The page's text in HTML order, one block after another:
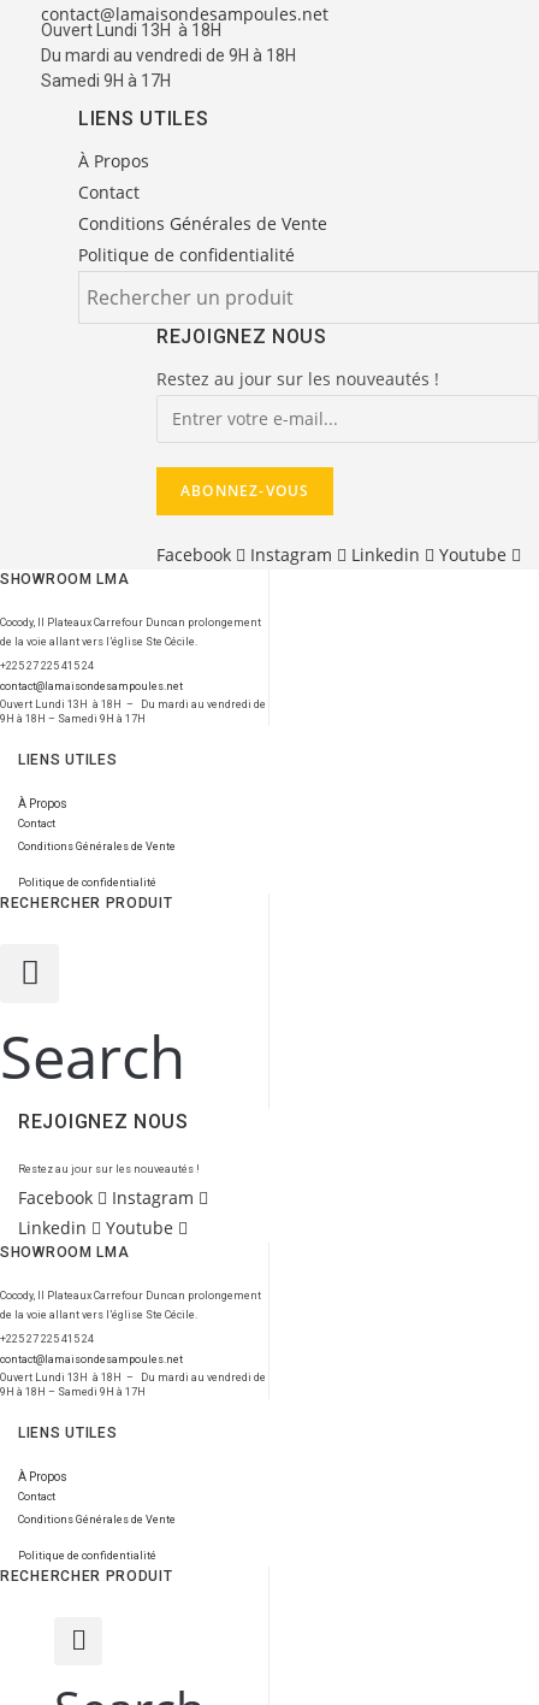
contact@lamaisondesampoules.net
Ouvert Lundi 13H à 18H
Du mardi au vendredi de 9H à 18H
Samedi 9H à 17H
LIENS UTILES
À Propos
Contact
Conditions Générales de Vente
Politique de confidentialité
REJOIGNEZ NOUS
Restez au jour sur les nouveautés !
Facebook Instagram Linkedin Youtube
SHOWROOM LMA
Cocody, II Plateaux Carrefour Duncan prolongement
de la voie allant vers l’église Ste Cécile.
+225 27 225 415 24
contact@lamaisondesampoules.net
Ouvert Lundi 13H à 18H – Du mardi au vendredi de
9H à 18H – Samedi 9H à 17H
LIENS UTILES
À Propos
Contact
Conditions Générales de Vente
Politique de confidentialité
RECHERCHER PRODUIT
Search
REJOIGNEZ NOUS
Restez au jour sur les nouveautés !
Facebook
Instagram
Linkedin
Youtube
SHOWROOM LMA
Cocody, II Plateaux Carrefour Duncan prolongement
de la voie allant vers l’église Ste Cécile.
+225 27 225 415 24
contact@lamaisondesampoules.net
Ouvert Lundi 13H à 18H – Du mardi au vendredi de
9H à 18H – Samedi 9H à 17H
LIENS UTILES
À Propos
Contact
Conditions Générales de Vente
Politique de confidentialité
RECHERCHER PRODUIT